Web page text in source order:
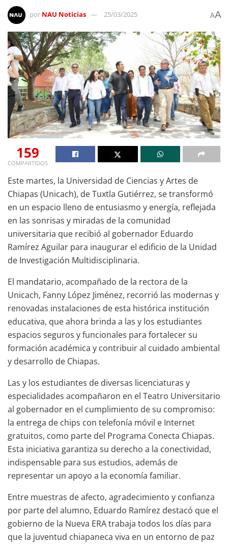
por NAU Noticias 25/03/2025 AA
159
COMPARTIDOS
Este martes, la Universidad de Ciencias y Artes de
Chiapas (Unicach), de Tuxtla Gutiérrez, se transformó
en un espacio lleno de entusiasmo y energía, reflejada
en las sonrisas y miradas de la comunidad
universitaria que recibió al gobernador Eduardo
Ramírez Aguilar para inaugurar el edificio de la Unidad
de Investigación Multidisciplinaria.
El mandatario, acompañado de la rectora de la
Unicach, Fanny López Jiménez, recorrió las modernas y
renovadas instalaciones de esta histórica institución
educativa, que ahora brinda a las y los estudiantes
espacios seguros y funcionales para fortalecer su
formación académica y contribuir al cuidado ambiental
y desarrollo de Chiapas.
Las y los estudiantes de diversas licenciaturas y
especialidades acompañaron en el Teatro Universitario
al gobernador en el cumplimiento de su compromiso:
la entrega de chips con telefonía móvil e Internet
gratuitos, como parte del Programa Conecta Chiapas.
Esta iniciativa garantiza su derecho a la conectividad,
indispensable para sus estudios, además de
representar un apoyo a la economía familiar.
Entre muestras de afecto, agradecimiento y confianza
por parte del alumno, Eduardo Ramírez destacó que el
gobierno de la Nueva ERA trabaja todos los días para
que la juventud chiapaneca viva en un entorno de paz